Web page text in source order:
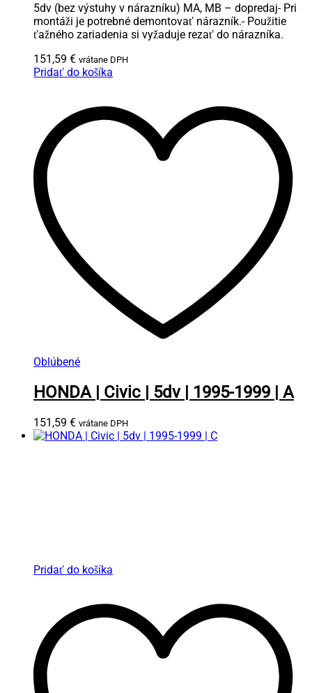
5dv (bez výstuhy v nárazníku) MA, MB – dopredaj- Pri
montáži je potrebné demontovať nárazník.- Použitie
ťažného zariadenia si vyžaduje rezať do nárazníka.
151,59 € vrátane DPH
Pridať do košíka
Oblúbené
HONDA | Civic | 5dv | 1995-1999 | A
151,59 € vrátane DPH
Pridať do košíka